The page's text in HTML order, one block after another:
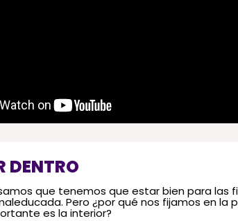
DENTRO
que tenemos que estar bien para las
Pero ¿por qué nos fijamos en la
es la interior?